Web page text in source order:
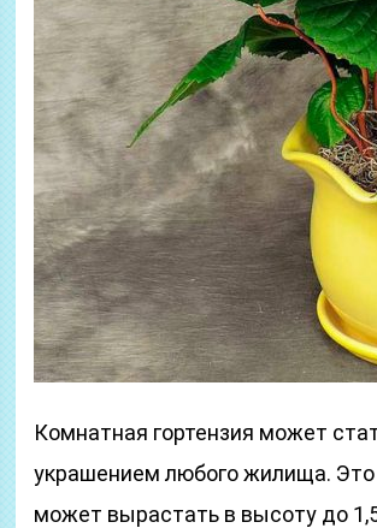
Комнатная гортензия может
украшением любого жилища. Это
может вырастать в высоту до